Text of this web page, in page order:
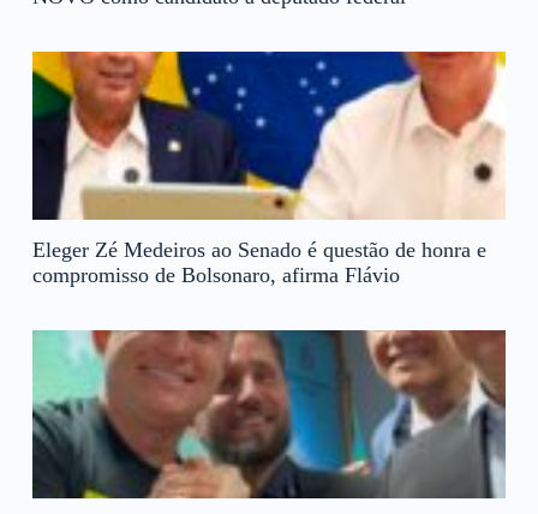
Eleger Zé Medeiros ao Senado é questão de honra e
compromisso de Bolsonaro, afirma Flávio